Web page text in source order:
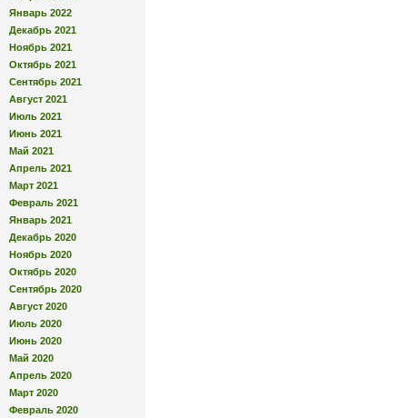
Январь 2022
Декабрь 2021
Ноябрь 2021
Октябрь 2021
Сентябрь 2021
Август 2021
Июль 2021
Июнь 2021
Май 2021
Апрель 2021
Март 2021
Февраль 2021
Январь 2021
Декабрь 2020
Ноябрь 2020
Октябрь 2020
Сентябрь 2020
Август 2020
Июль 2020
Июнь 2020
Май 2020
Апрель 2020
Март 2020
Февраль 2020